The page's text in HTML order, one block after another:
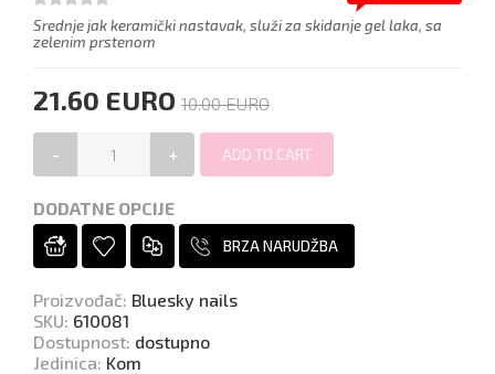
Srednje jak keramički nastavak, služi za skidanje gel laka, sa
zelenim prstenom
21.60 EURO 10.00 EURO
- +
DODATNE OPCIJE
BRZA NARUDŽBA
Proizvođač: Bluesky nails
SKU: 610081
Dostupnost: dostupno
Jedinica: Kom